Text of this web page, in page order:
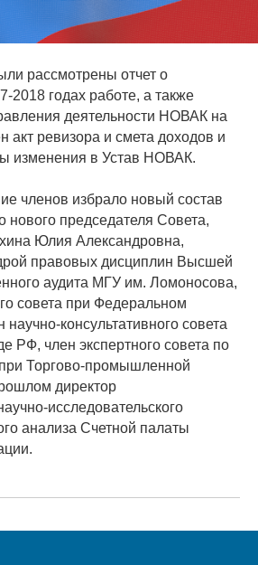
рассмотрены отчет о
2018 годах работе, а также
деятельности НОВАК на
акт ревизора и смета доходов и
изменения в Устав НОВАК.
членов избрало новый состав
нового председателя Совета,
Юлия Александровна,
правовых дисциплин Высшей
аудита МГУ им. Ломоносова,
совета при Федеральном
научно-консультативного совета
РФ, член экспертного совета по
Торгово-промышленной
директор
исследовательского
анализа Счетной палаты